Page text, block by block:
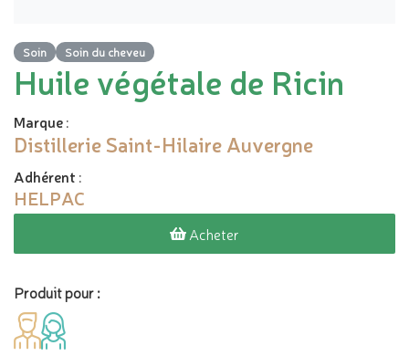
Soin Soin du cheveu
Huile végétale de Ricin
Marque:
Distillerie Saint-Hilaire Auvergne
Adhérent :
HELPAC
Acheter
Produit pour :